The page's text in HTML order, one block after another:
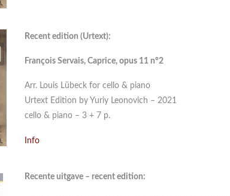
Recent edition (Urtext):
François Servais, Caprice, opus 11 n°2
Arr. Louis Lübeck for cello & piano
Urtext Edition by Yuriy Leonovich – 2021
cello & piano – 3 + 7 p.
Info
Recente uitgave – recent edition: